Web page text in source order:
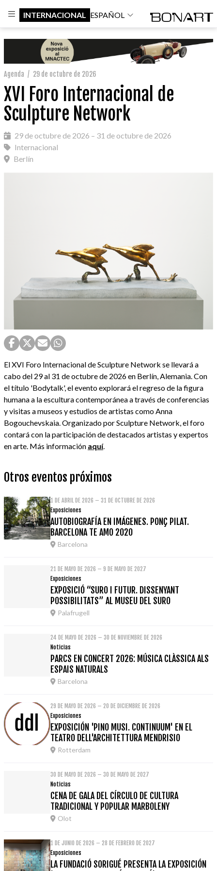
INTERNACIONAL ESPAÑOL
Agenda / 29 de octubre de 2026
XVI Foro Internacional de
Sculpture Network
29 de octubre de 2026 – 31 de octubre de 2026
Internacional
Berlín
El XVI Foro Internacional de Sculpture Network se llevará a
cabo del 29 al 31 de octubre de 2026 en Berlín, Alemania. Con
el título 'Bodytalk', el evento explorará el regreso de la figura
humana a la escultura contemporánea a través de conferencias
y visitas a museos y estudios de artistas como Anna
Bogouchevskaia. Organizado por Sculpture Network, el foro
contará con la participación de destacados artistas y expertos
en arte. Más información aquí.
Otros eventos próximos
1 DE ABRIL DE 2026 – 31 DE OCTUBRE DE 2026
Exposiciones
AUTOBIOGRAFÍA EN IMÁGENES. PONÇ PILAT.
BARCELONA TE AMO 2020
Barcelona
21 DE MAYO DE 2026 – 9 DE MAYO DE 2027
Exposiciones
EXPOSICIÓ “SURO I FUTUR. DISSENYANT
POSSIBILITATS” AL MUSEU DEL SURO
Palafrugell
24 DE MAYO DE 2026 – 30 DE NOVIEMBRE DE 2026
Noticias
PARCS EN CONCERT 2026: MÚSICA CLÀSSICA ALS
ESPAIS NATURALS
Barcelona
29 DE MAYO DE 2026 – 20 DE DICIEMBRE DE 2026
Exposiciones
EXPOSICIÓN 'PINO MUSI. CONTINUUM' EN EL
TEATRO DELL'ARCHITETTURA MENDRISIO
Rotterdam
30 DE MAYO DE 2026 – 30 DE MAYO DE 2027
Noticias
CENA DE GALA DEL CÍRCULO DE CULTURA
TRADICIONAL Y POPULAR MARBOLENY
Olot
1 DE JUNIO DE 2026 – 28 DE FEBRERO DE 2027
Exposiciones
LA FUNDACIÓ SORIGUÉ PRESENTA LA EXPOSICIÓN